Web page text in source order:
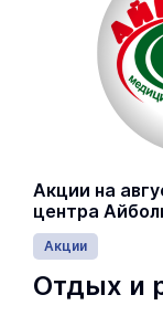
Акции на
центра
Акции
Отдых и
День города
г. Йошкар-Ола